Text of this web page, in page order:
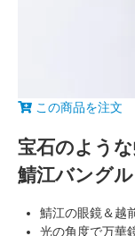
この商品を注文
宝石のような
鯖江バング
鯖江の眼鏡＆越
光の角度で万華